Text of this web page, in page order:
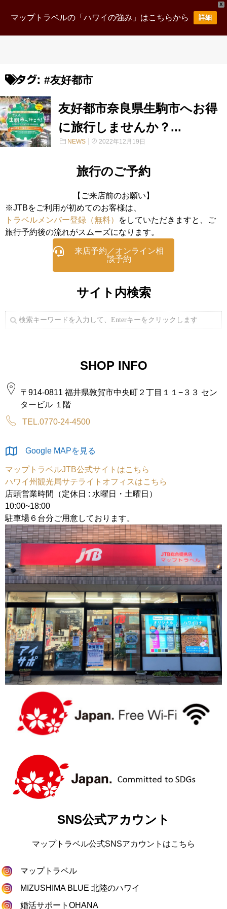
X
マップトラベルの「ハワイの強み」はこちらから 詳細
タグ: #友好都市
友好都市奈良県生駒市へお得
に旅行しませんか？...
NEWS 2022年12月19日
旅行のご予約
【ご来店前のお願い】
※JTBをご利用が初めてのお客様は、
トラベルメンバー登録（無料）
をしていただきますと、ご
旅行予約後の流れがスムーズになります。
来店予約／オンライン相
談予約
サイト内検索
SHOP INFO
〒914-0811 福井県敦賀市中央町２丁目１１−３３ セン
タービル １階
TEL.0770-24-4500
Google MAPを見る
マップトラベルJTB公式サイトはこちら
ハワイ州観光局サテライトオフィスはこちら
店頭営業時間（定休日 : 水曜日・土曜日）
10:00~18:00
駐車場６台分ご用意しております。
SNS公式アカウント
マップトラベル公式SNSアカウントはこちら
マップトラベル
MIZUSHIMA BLUE 北陸のハワイ
婚活サポートOHANA